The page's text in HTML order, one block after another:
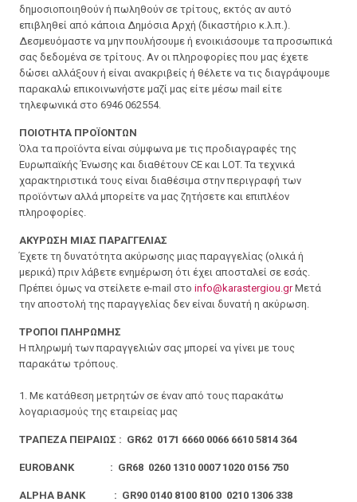
δημοσιοποιηθούν ή πωληθούν σε τρίτους, εκτός αν αυτό
επιβληθεί από κάποια Δημόσια Αρχή (δικαστήριο κ.λ.π.).
Δεσμευόμαστε να μην πουλήσουμε ή ενοικιάσουμε τα προσωπικά
σας δεδομένα σε τρίτους. Αν οι πληροφορίες που μας έχετε
δώσει αλλάξουν ή είναι ανακριβείς ή θέλετε να τις διαγράψουμε
παρακαλώ επικοινωνήστε μαζί μας είτε μέσω mail είτε
τηλεφωνικά στο 6946 062554.
ΠΟΙΟΤΗΤΑ ΠΡΟΪΟΝΤΩΝ
Όλα τα προϊόντα είναι σύμφωνα με τις προδιαγραφές της
Ευρωπαϊκής Ένωσης και διαθέτουν CE και LOT. Τα τεχνικά
χαρακτηριστικά τους είναι διαθέσιμα στην περιγραφή των
προϊόντων αλλά μπορείτε να μας ζητήσετε και επιπλέον
πληροφορίες.
ΑΚΥΡΩΣΗ ΜΙΑΣ ΠΑΡΑΓΓΕΛΙΑΣ
Έχετε τη δυνατότητα ακύρωσης μιας παραγγελίας (ολικά ή
μερικά) πριν λάβετε ενημέρωση ότι έχει αποσταλεί σε εσάς.
Πρέπει όμως να στείλετε e-mail στο info@karastergiou.grΜετά
την αποστολή της παραγγελίας δεν είναι δυνατή η ακύρωση.
ΤΡΟΠΟΙ ΠΛΗΡΩΜΗΣ
Η πληρωμή των παραγγελιών σας μπορεί να γίνει με τους
παρακάτω τρόπους.
1. Με κατάθεση μετρητών σε έναν από τους παρακάτω
λογαριασμούς της εταιρείας μας
ΤΡΑΠΕΖΑ ΠΕΙΡΑΙΩΣ : GR62 0171 6660 0066 6610 5814 364
EUROBANK : GR68 0260 1310 0007 1020 0156 750
ALPHA BANK : GR90 0140 8100 8100 0210 1306 338